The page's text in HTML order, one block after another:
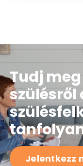
Tudj
szülésről
Jelentkezz